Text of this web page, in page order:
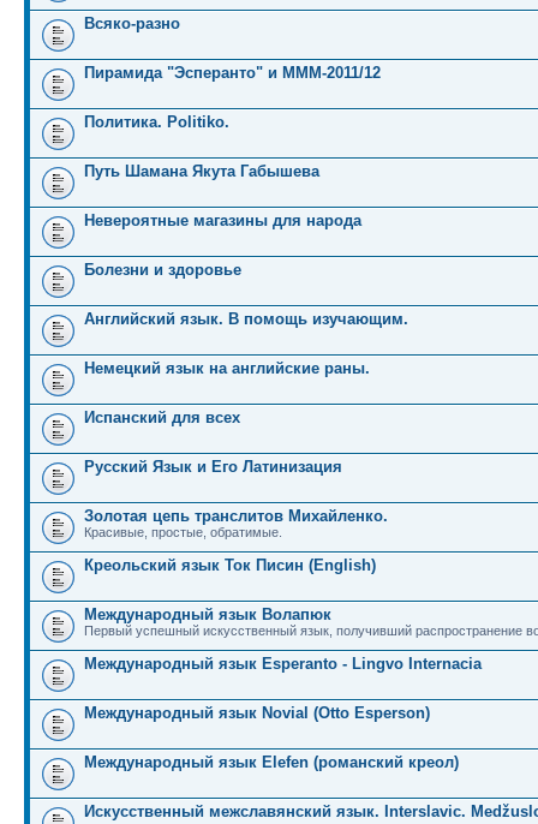
Всяко-разно
Пирамида "Эсперанто" и MMM-2011/12
Политика. Politiko.
Путь Шамана Якута Габышева
Невероятные магазины для народа
Болезни и здоровье
Английский язык. В помощь изучающим.
Немецкий язык на английские раны.
Испанский для всех
Русский Язык и Его Латинизация
Золотая цепь транслитов Михайленко.
Красивые, простые, обратимые.
Креольский язык Ток Писин (English)
Международный язык Волапюк
Первый успешный искусственный язык, получивший распространение
Международный язык Esperanto - Lingvo Internacia
Международный язык Novial (Otto Esperson)
Международный язык Elefen (романский креол)
Искусственный межславянский язык. Interslavic.